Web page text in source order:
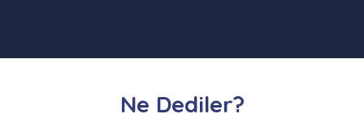
Ne Dediler?